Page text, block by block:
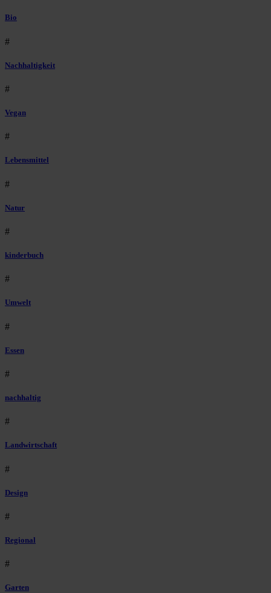
Bio
#
Nachhaltigkeit
#
Vegan
#
Lebensmittel
#
Natur
#
kinderbuch
#
Umwelt
#
Essen
#
nachhaltig
#
Landwirtschaft
#
Design
#
Regional
#
Garten